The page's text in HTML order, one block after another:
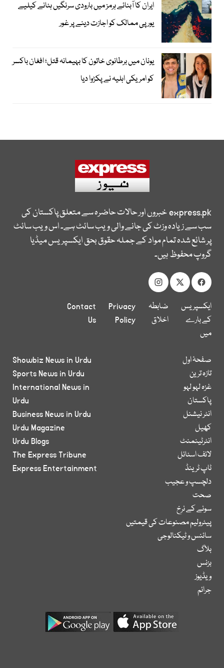
ایران کا آبنائے ہرمز میں بارودی سرنگیں ہٹانے کیلیے
یورپی ممالک کو اجازت دینے پر غور
یونان میں برطانوی خاتون کا بہیمانہ قتل؛ افغان باکسر
کو امریکی اہلیہ نے پکڑوا دیا
express.pkخبروں اور حالات حاضرہ سے متعلق پاکستان کی
سب سے زیادہ وزٹ کی جانے والی ویب سائٹ ہے۔ اس ویب سائٹ
پر شائع شدہ تمام مواد کے جملہ حقوق بحق ایکسپریس میڈیا
گروپ محفوظ ہیں۔
ایکسپریس
کے بارے
میں
ضابطہ
اخلاق
Privacy
Policy
Contact
Us
صفحۂ اول
تازہ ترین
غزہ لہو لہو
پاکستان
انٹر نیشنل
کھیل
انٹرٹینمنٹ
لائف اسٹائل
ٹاپ ٹرینڈ
دلچسپ و عجیب
صحت
سونے کے نرخ
پیٹرولیم مصنوعات کی قیمتیں
سائنس و ٹیکنالوجی
بلاگ
بزنس
ویڈیوز
جرائم
Showbiz News in Urdu
Sports News in Urdu
International News in
Urdu
Business News in Urdu
Urdu Magazine
Urdu Blogs
The Express Tribune
Express Entertainment